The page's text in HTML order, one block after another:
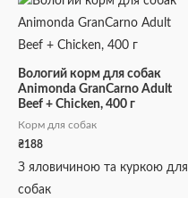
Вологий корм для собак
Animonda GranCarno Adult
Beef + Chicken, 400 г
Корм для собак
₴188
З яловичиною та куркою для
собак